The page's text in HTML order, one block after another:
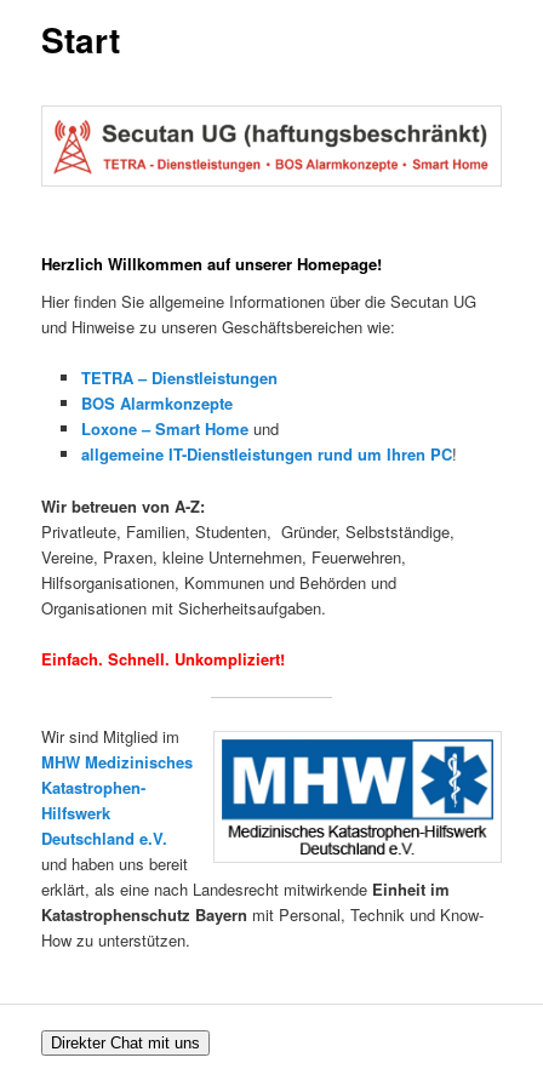
Start
Herzlich Willkommen auf unserer Homepage!
Hier finden Sie allgemeine Informationen über die Secutan UG
und Hinweise zu unseren Geschäftsbereichen wie:
TETRA – Dienstleistungen
BOS Alarmkonzepte
Loxone – Smart Home und
allgemeine IT-Dienstleistungen rund um Ihren PC!
Wir betreuen von A-Z:
Privatleute, Familien, Studenten, Gründer, Selbstständige,
Vereine, Praxen, kleine Unternehmen, Feuerwehren,
Hilfsorganisationen, Kommunen und Behörden und
Organisationen mit Sicherheitsaufgaben.
Einfach. Schnell. Unkompliziert!
Wir sind Mitglied im
MHW Medizinisches
Katastrophen-
Hilfswerk
Deutschland e.V.
und haben uns bereit
erklärt, als eine nach Landesrecht mitwirkende Einheit im
Katastrophenschutz Bayern mit Personal, Technik und Know-
How zu unterstützen.
Direkter Chat mit uns